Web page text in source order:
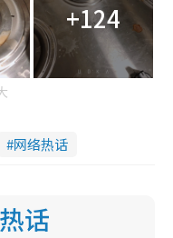
+124
网络热话
话